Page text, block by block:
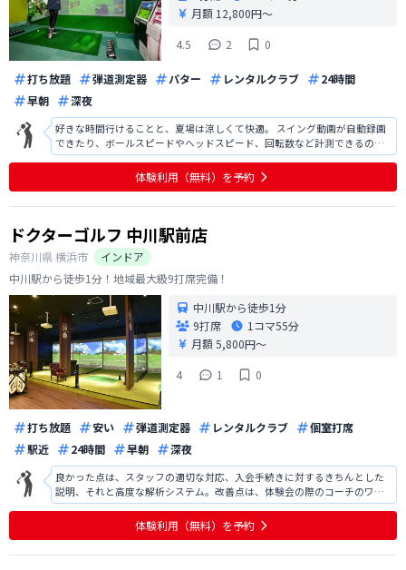
月額 12,800円〜
4.5
2 0
打ち放題 弾道測定器 パター レンタルクラブ
24時間
早朝
深夜
好きな時間行けることと、夏場は涼しくて快適。 スイング動画が自動録画
できたり、ボールスピードやヘッドスピード、回転数など計測できるので
参考になる。 また、パターが練習できるのもとても嬉しい。 少し早く着い
た時の待ち時間にパターを練習して、パターの練習時間も増えた。 駐車場
も2hまで無料なところもと
体験利用（無料）を予約
ドクターゴルフ 中川駅前店
神奈川県横浜市
インドア
中川駅から徒歩1分！地域最大級9打席完備！
中川駅から徒歩1分
9打席
1コマ55分
月額 5,800円〜
4
1 0
打ち放題 安い 弾道測定器 レンタルクラブ
個室打席
駅近
24時間 早朝 深夜
良かった点は、スタッフの適切な対応、入会手続きに対するきちんとした
説明、それと高度な解析システム。改善点は、体験会の際のコーチのワン
ポイントレッスン。 はじめて会話するのに慣れ慣れしかった(タメ口過ぎる)
のと、的確なことも入ってこない言い方(これが慣れ親しんだ方ならば問題
ないです。)が少しだけ気にな
体験利用（無料）を予約